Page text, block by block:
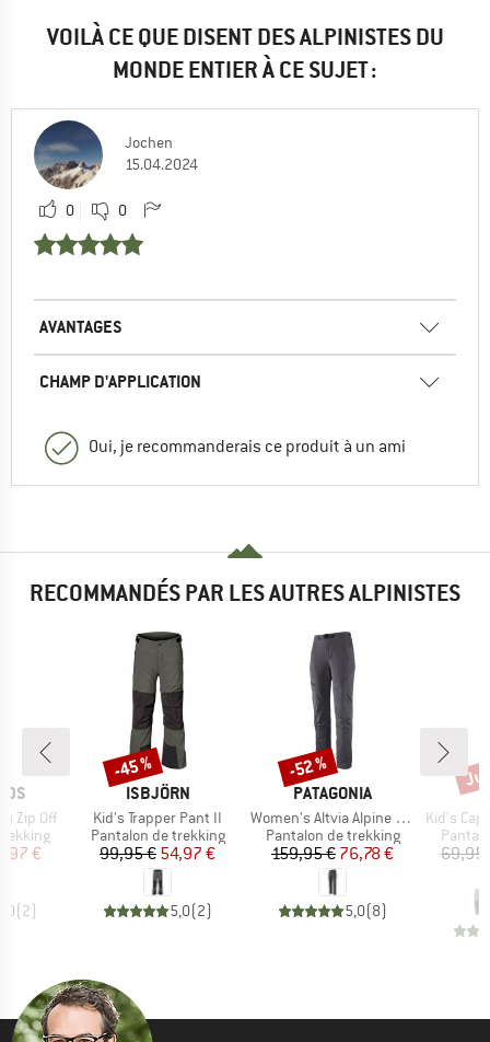
VOILÀ CE QUE DISENT DES ALPINISTES DU
MONDE ENTIER À CE SUJET :
Jochen
15.04.2024
0 0
AVANTAGES
CHAMP D'APPLICATION
Oui, je recommanderais ce produit à un ami
RECOMMANDÉS PAR LES AUTRES ALPINISTES
Zip Off
réduit
€
(2)
MARQUE
ISBJÖRN
Article
Kid's Trapper Pant II
Product group
Pantalon de trekking
Prix
99,95 €Prix réduit
54,97 €
5,0(2)
Remise
-45 %
MARQUE
PATAGONIA
Article
Women's Altvia Alpine Pants
Product group
Pantalon de trekking
Prix
159,95 €Prix réduit
76,78 €
5,0(8)
Remise
-52 %
Article
Kid's
69,95